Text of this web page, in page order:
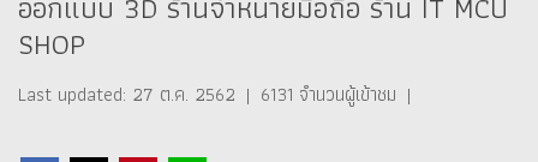
SHOP
Last updated: 27 ต.ค. 2562 | 6131 จำนวนผู้เข้าชม |